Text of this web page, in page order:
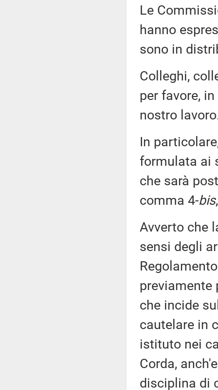
Le
hanno
sono in
Colleghi,
per favore,
nostro
In
formulata ai
che sarà
comma 4-bis
Avverto che
sensi degli
previamente
che incide
cautelare in
istituto nei
Corda,
disciplina di